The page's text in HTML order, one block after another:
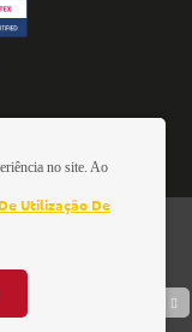
- Loja 28 - Ed.
no site. Ao
Utilização De